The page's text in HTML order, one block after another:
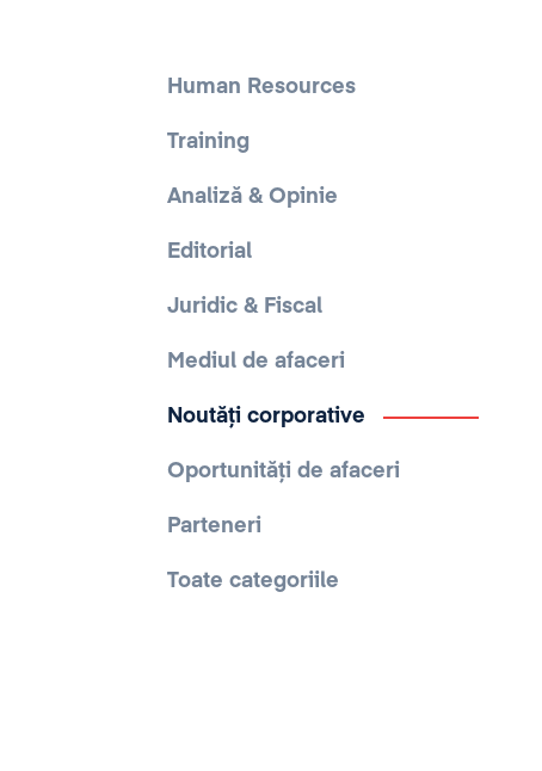
Human Resources
Training
Analiză & Opinie
Editorial
Juridic & Fiscal
Mediul de afaceri
Noutăți corporative
Oportunități de afaceri
Parteneri
Toate categoriile